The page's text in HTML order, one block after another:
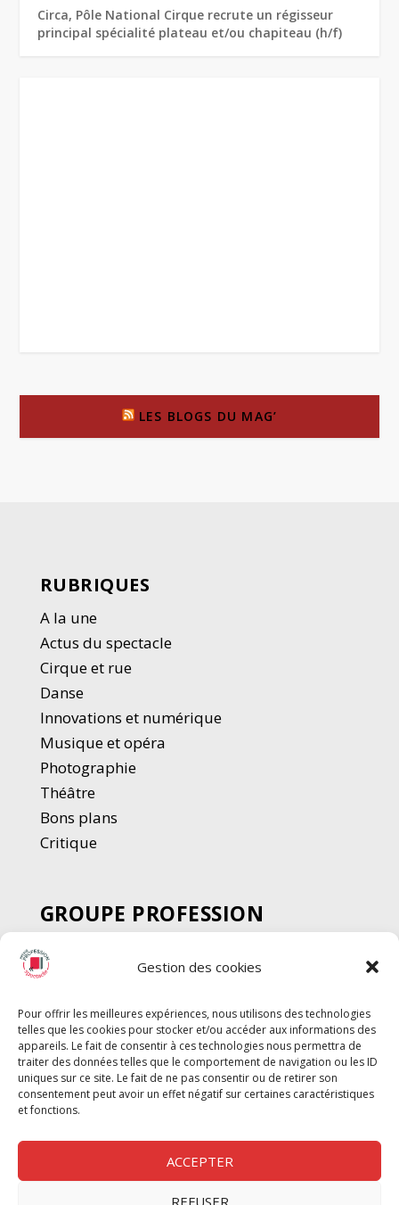
Gestion des cookies
Pour offrir les meilleures expériences, nous utilisons des technologies
telles que les cookies pour stocker et/ou accéder aux informations des
appareils. Le fait de consentir à ces technologies nous permettra de
traiter des données telles que le comportement de navigation ou les ID
uniques sur ce site. Le fait de ne pas consentir ou de retirer son
consentement peut avoir un effet négatif sur certaines caractéristiques
et fonctions.
ACCEPTER
REFUSER
Circa, Pôle National Cirque recrute un régisseur
principal spécialité plateau et/ou chapiteau (h/f)
LES BLOGS DU MAG’
RUBRIQUES
A la une
Actus du spectacle
Cirque et rue
Danse
Innovations et numérique
Musique et opéra
Photographie
Théâtre
Bons plans
Critique
GROUPE PROFESSION
SPECTACLE
Chèque Intermittents
Chèque Compta
Chèque Emploi Spectacle
G-Pods
Profession Audio-visuel